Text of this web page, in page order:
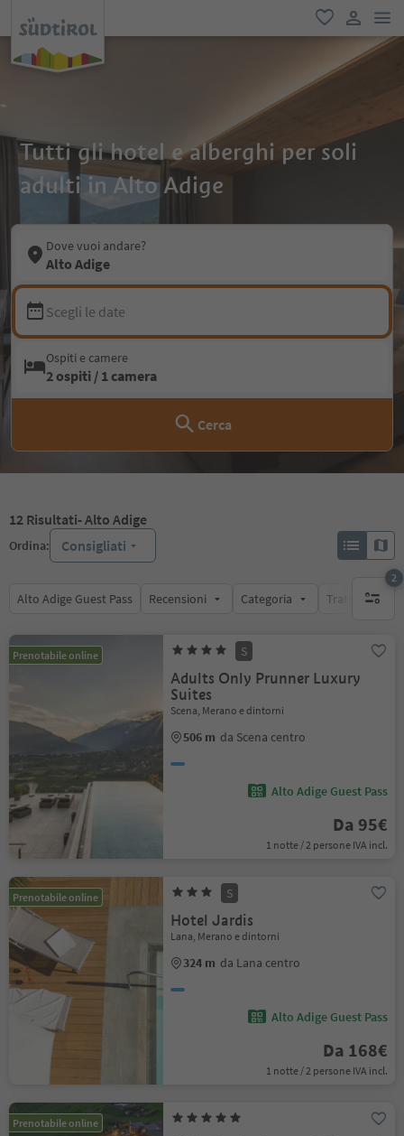
favoriti
user link
Tutti gli hotel e alberghi per soli
adulti in Alto Adige
Dove vuoi andare?
Alto Adige
Scegli le date
Ospiti e camere
2 ospiti / 1 camera
Cerca
12 Risultati- Alto Adige
Ordina: Consigliati
Alto Adige Guest Pass Recensioni Categoria Trattamento
2
filtri
Prenotabile online S
Adults Only Prunner Luxury
Suites
Scena, Merano e dintorni
506 m da Scena centro
Alto Adige Guest Pass
Da 95€
1 notte / 2 persone IVA incl.
Prenotabile online S
Hotel Jardis
Lana, Merano e dintorni
324 m da Lana centro
Alto Adige Guest Pass
Da 168€
1 notte / 2 persone IVA incl.
Prenotabile online